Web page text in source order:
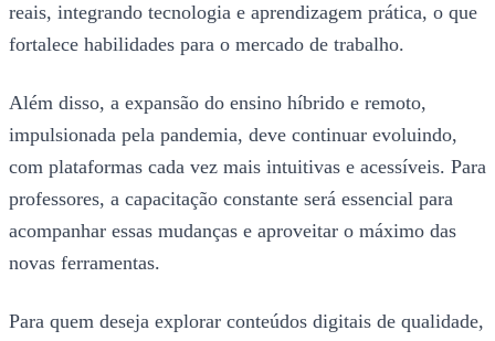
reais, integrando tecnologia e aprendizagem prática, o que
fortalece habilidades para o mercado de trabalho.
Além disso, a expansão do ensino híbrido e remoto,
impulsionada pela pandemia, deve continuar evoluindo,
com plataformas cada vez mais intuitivas e acessíveis. Para
professores, a capacitação constante será essencial para
acompanhar essas mudanças e aproveitar o máximo das
novas ferramentas.
Para quem deseja explorar conteúdos digitais de qualidade,